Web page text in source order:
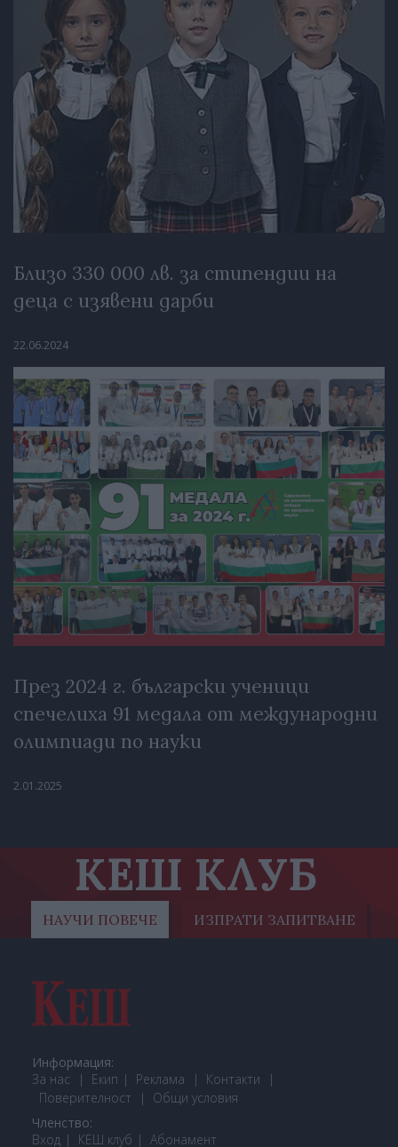
Близо 330 000 лв. за стипендии на
деца с изявени дарби
22.06.2024
През 2024 г. български ученици
спечелиха 91 медала от международни
олимпиади по науки
2.01.2025
КЕШ КЛУБ
НАУЧИ ПОВЕЧЕ ИЗПРАТИ ЗАПИТВАНЕ
Информация:
За нас
Екип Реклама
Контакти
Поверителност
Общи условия
Членство:
Вход
КЕШ клуб Абонамент